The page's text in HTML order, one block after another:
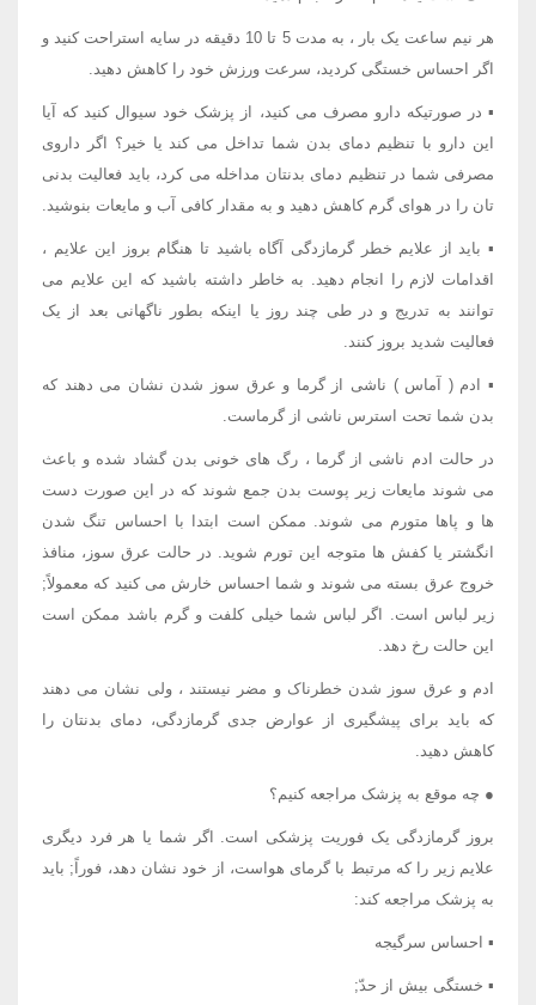
هر نیم ساعت یک بار ، به مدت 5 تا 10 دقیقه در سایه استراحت کنید و
اگر احساس خستگی کردید، سرعت ورزش خود را کاهش دهید.
▪ در صورتیکه دارو مصرف می کنید، از پزشک خود سیوال کنید که آیا
این دارو با تنظیم دمای بدن شما تداخل می کند یا خیر؟ اگر داروی
مصرفی شما در تنظیم دمای بدنتان مداخله می کرد، باید فعالیت بدنی
تان را در هوای گرم کاهش دهید و به مقدار کافی آب و مایعات بنوشید.
▪ باید از علایم خطر گرمازدگی آگاه باشید تا هنگام بروز این علایم ،
اقدامات لازم را انجام دهید. به خاطر داشته باشید که این علایم می
توانند به تدریج و در طی چند روز یا اینکه بطور ناگهانی بعد از یک
فعالیت شدید بروز کنند.
▪ ادم ( آماس ) ناشی از گرما و عرق سوز شدن نشان می دهند که
بدن شما تحت استرس ناشی از گرماست.
در حالت ادم ناشی از گرما ، رگ های خونی بدن گشاد شده و باعث
می شوند مایعات زیر پوست بدن جمع شوند که در این صورت دست
ها و پاها متورم می شوند. ممکن است ابتدا با احساس تنگ شدن
انگشتر یا کفش ها متوجه این تورم شوید. در حالت عرق سوز، منافذ
خروج عرق بسته می شوند و شما احساس خارش می کنید که معمولاً;
زیر لباس است. اگر لباس شما خیلی کلفت و گرم باشد ممکن است
این حالت رخ دهد.
ادم و عرق سوز شدن خطرناک و مضر نیستند ، ولی نشان می دهند
که باید برای پیشگیری از عوارض جدی گرمازدگی، دمای بدنتان را
کاهش دهید.
● چه موقع به پزشک مراجعه کنیم؟
بروز گرمازدگی یک فوریت پزشکی است. اگر شما یا هر فرد دیگری
علایم زیر را که مرتبط با گرمای هواست، از خود نشان دهد، فوراً; باید
به پزشک مراجعه کند:
▪ احساس سرگیجه
▪ خستگی بیش از حدّ;